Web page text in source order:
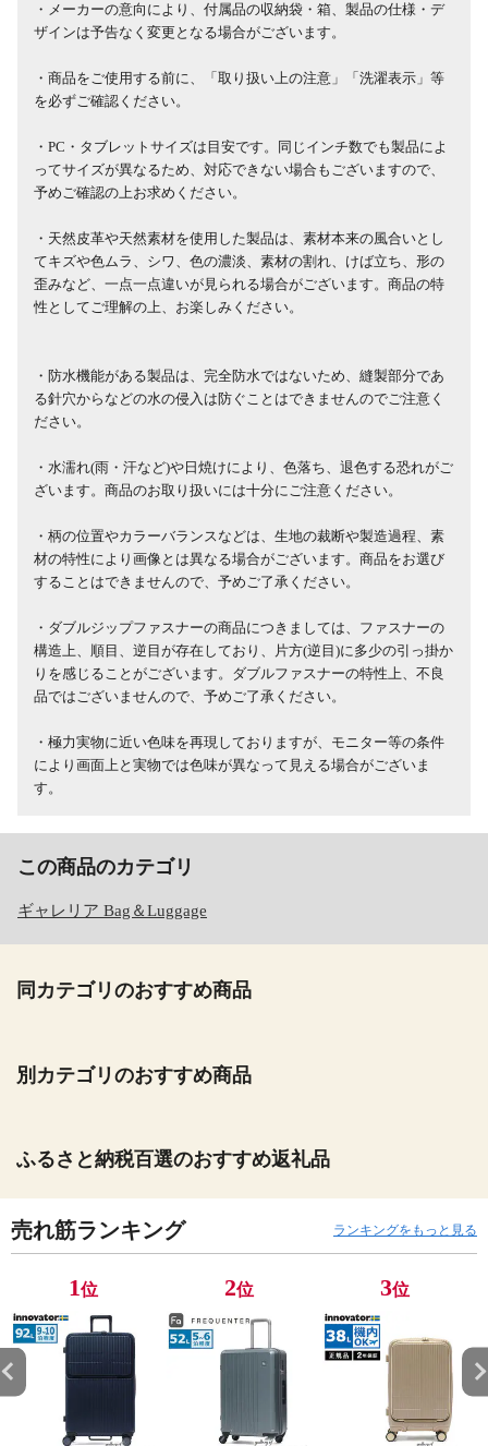
・メーカーの意向により、付属品の収納袋・箱、製品の仕様・デ
ザインは予告なく変更となる場合がございます。
・商品をご使用する前に、「取り扱い上の注意」「洗濯表示」等
を必ずご確認ください。
・PC・タブレットサイズは目安です。同じインチ数でも製品によ
ってサイズが異なるため、対応できない場合もございますので、
予めご確認の上お求めください。
・天然皮革や天然素材を使用した製品は、素材本来の風合いとし
てキズや色ムラ、シワ、色の濃淡、素材の割れ、けば立ち、形の
歪みなど、一点一点違いが見られる場合がございます。商品の特
性としてご理解の上、お楽しみください。
・防水機能がある製品は、完全防水ではないため、縫製部分であ
る針穴からなどの水の侵入は防ぐことはできませんのでご注意く
ださい。
・水濡れ(雨・汗など)や日焼けにより、色落ち、退色する恐れがご
ざいます。商品のお取り扱いには十分にご注意ください。
・柄の位置やカラーバランスなどは、生地の裁断や製造過程、素
材の特性により画像とは異なる場合がございます。商品をお選び
することはできませんので、予めご了承ください。
・ダブルジップファスナーの商品につきましては、ファスナーの
構造上、順目、逆目が存在しており、片方(逆目)に多少の引っ掛か
りを感じることがございます。ダブルファスナーの特性上、不良
品ではございませんので、予めご了承ください。
・極力実物に近い色味を再現しておりますが、モニター等の条件
により画面上と実物では色味が異なって見える場合がございま
す。
この商品のカテゴリ
ギャレリア Bag＆Luggage
同カテゴリのおすすめ商品
別カテゴリのおすすめ商品
ふるさと納税百選のおすすめ返礼品
売れ筋ランキング ランキングをもっと見る
1位 2位 3位